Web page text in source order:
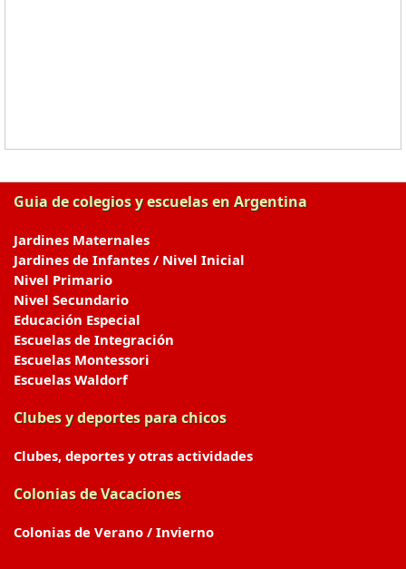
Guia de colegios y escuelas en Argentina
Jardines Maternales
Jardines de Infantes / Nivel Inicial
Nivel Primario
Nivel Secundario
Educación Especial
Escuelas de Integración
Escuelas Montessori
Escuelas Waldorf
Clubes y deportes para chicos
Clubes, deportes y otras actividades
Colonias de Vacaciones
Colonias de Verano / Invierno